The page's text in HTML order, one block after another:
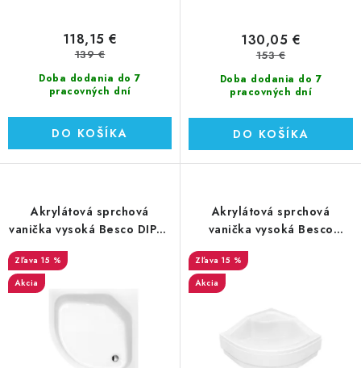
Doba dodania do 7
pracovných dní
118,15 €
139 €
DO KOŠÍKA
Doba dodania do 7
pracovných dní
130,05 €
153 €
DO KOŠÍKA
Akrylátová sprchová
vanička vysoká Besco DIPER
II 90x90x28,5 cm (#BAD-
15 %
Akcia
Akrylátová sprchová
vanička vysoká Besco
Oliver I 90x90x28,5 cm
(#BAO-90-NR)
15 %
Akcia